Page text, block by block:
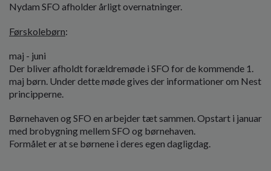
Nydam SFO afholder årligt overnatninger.
Førskolebørn:
maj - juni
Der bliver afholdt forældremøde i SFO for de kommende 1.
maj børn. Under dette møde gives der informationer om Nest
principperne.
Børnehaven og SFO en arbejder tæt sammen. Opstart i januar
med brobygning mellem SFO og børnehaven.
Formålet er at se børnene i deres egen dagligdag.